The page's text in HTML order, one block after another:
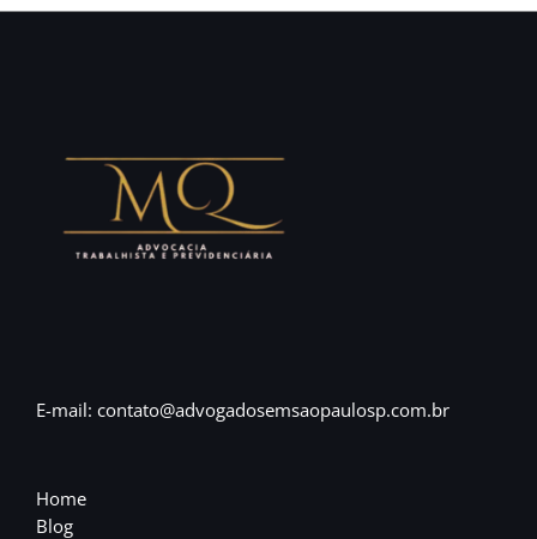
E-mail: contato@advogadosemsaopaulosp.com.br
Home
Blog